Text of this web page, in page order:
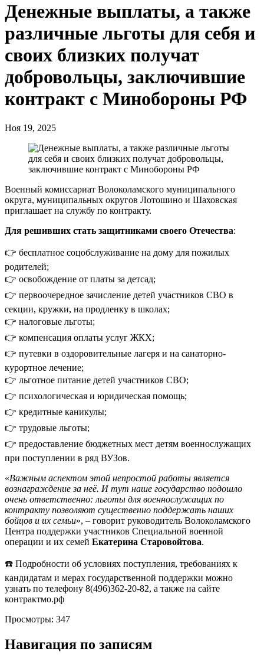
Денежные выплаты, а также
различные льготы для себя и
своих близких получат
добровольцы, заключившие
контракт с Минобороны РФ
Ноя 19, 2025
Военный комиссариат Волоколамского муниципального
округа, муниципальных округов Лотошино и Шаховская
приглашает на службу по контракту.
Для решивших стать защитниками своего Отечества:
👉 бесплатное соцобслуживание на дому для пожилых
родителей;
👉 освобождение от платы за детсад;
👉 первоочередное зачисление детей участников СВО в
секции, кружки, на продленку в школах;
👉 налоговые льготы;
👉 компенсация оплаты услуг ЖКХ;
👉 путевки в оздоровительные лагеря и на санаторно-
курортное лечение;
👉 льготное питание детей участников СВО;
👉 психологическая и юридическая помощь;
👉 кредитные каникулы;
👉 трудовые льготы;
👉 предоставление бюджетных мест детям военнослужащих
при поступлении в ряд ВУЗов.
«Важным аспектом этой непростой работы является
вознаграждение за неё. И тут наше государство подошло
очень ответственно: льготы для военнослужащих по
контракту позволяют существенно поддержать наших
бойцов и их семьи», – говорит руководитель Волоколамского
Центра поддержки участников Специальной военной
операции и их семей Екатерина Старовойтова.
☎️ Подробности об условиях поступления, требованиях к
кандидатам и мерах государственной поддержки можно
узнать по телефону 8(496)362-20-82, а также на сайте
контрактмо.рф
Просмотры: 347
Навигация по записям